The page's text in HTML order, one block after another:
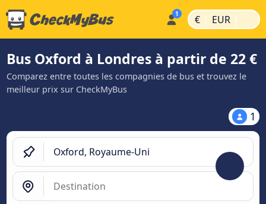
€ | EUR |
Bus Oxford à Londres à partir de 22 €
Comparez entre toutes les compagnies de bus et trouvez le
meilleur prix sur CheckMyBus
1